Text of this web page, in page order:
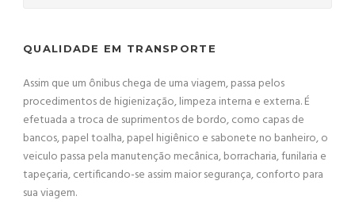
QUALIDADE EM TRANSPORTE
Assim que um ônibus chega de uma viagem, passa pelos
procedimentos de higienização, limpeza interna e externa. É
efetuada a troca de suprimentos de bordo, como capas de
bancos, papel toalha, papel higiênico e sabonete no banheiro, o
veiculo passa pela manutenção mecânica, borracharia, funilaria e
tapeçaria, certificando-se assim maior segurança, conforto para
sua viagem.